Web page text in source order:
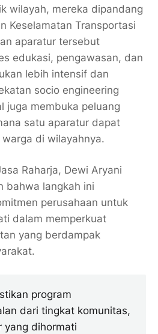
wilayah, mereka dipandang
Keselamatan Transportasi
aparatur tersebut
edukasi, pengawasan, dan
lebih intensif dan
socio engineering
juga membuka peluang
satu aparatur dapat
di wilayahnya.
Raharja, Dewi Aryani
bahwa langkah ini
perusahaan untuk
dalam memperkuat
yang berdampak
program
dari tingkat komunitas,
yang dihormati